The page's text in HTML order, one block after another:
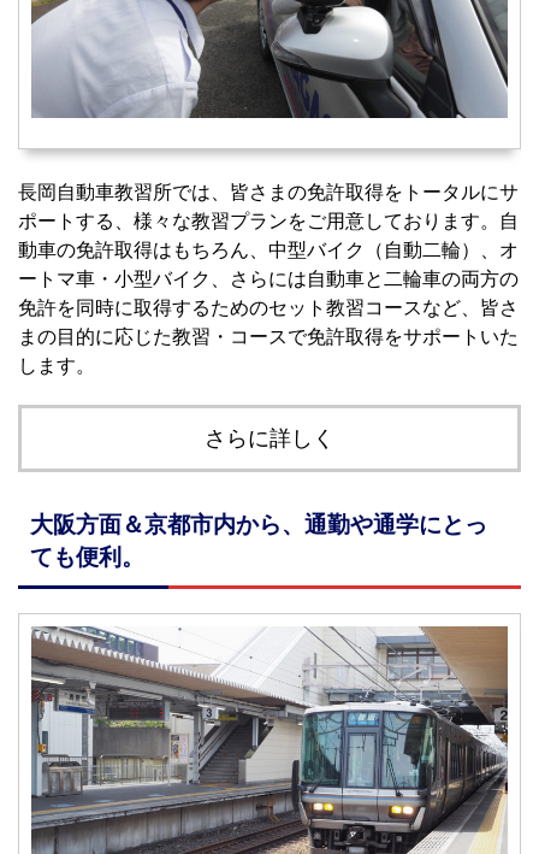
長岡自動車教習所では、皆さまの免許取得をトータルにサ
ポートする、様々な教習プランをご用意しております。自
動車の免許取得はもちろん、中型バイク（自動二輪）、オ
ートマ車・小型バイク、さらには自動車と二輪車の両方の
免許を同時に取得するためのセット教習コースなど、皆さ
まの目的に応じた教習・コースで免許取得をサポートいた
します。
さらに詳しく
大阪方面＆京都市内から、通勤や通学にとっ
ても便利。